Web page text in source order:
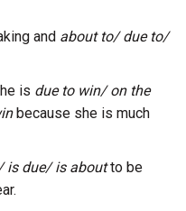
and about to/ due to/
is due to win/ on the
because she is much
is due/ is aboutto be